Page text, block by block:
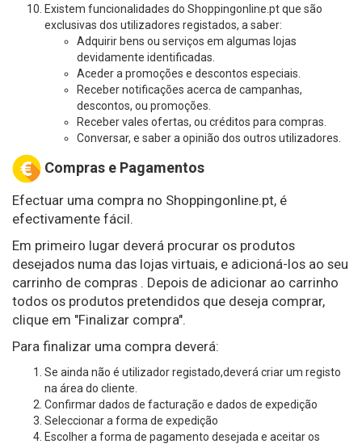
Existem funcionalidades do Shoppingonline.pt que são
exclusivas dos utilizadores registados, a saber:
Adquirir bens ou serviços em algumas lojas
devidamente identificadas.
Aceder a promoções e descontos especiais.
Receber notificações acerca de campanhas,
descontos, ou promoções.
Receber vales ofertas, ou créditos para compras.
Conversar, e saber a opinião dos outros utilizadores.
Compras e Pagamentos
Efectuar uma compra no Shoppingonline.pt, é
efectivamente fácil.
Em primeiro lugar deverá procurar os produtos
desejados numa das lojas virtuais, e adicioná-los ao seu
carrinho de compras . Depois de adicionar ao carrinho
todos os produtos pretendidos que deseja comprar,
clique em "Finalizar compra".
Para finalizar uma compra deverá:
Se ainda não é utilizador registado,deverá criar um registo
na área do cliente.
Confirmar dados de facturação e dados de expedição
Seleccionar a forma de expedição
Escolher a forma de pagamento desejada e aceitar os